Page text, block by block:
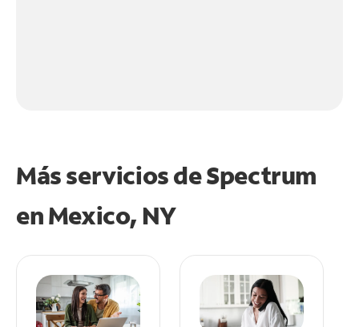
Más servicios de Spectrum
enMexico, NY